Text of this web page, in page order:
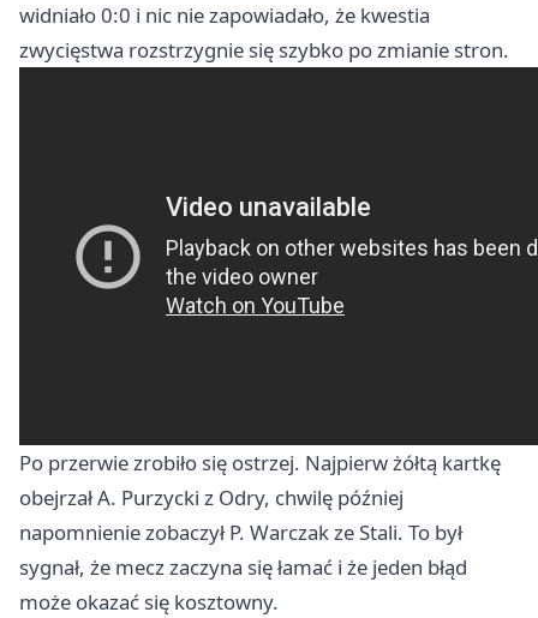
widniało 0:0 i nic nie zapowiadało, że kwestia
zwycięstwa rozstrzygnie się szybko po zmianie stron.
Po przerwie zrobiło się ostrzej. Najpierw żółtą kartkę
obejrzał A. Purzycki z Odry, chwilę później
napomnienie zobaczył P. Warczak ze Stali. To był
sygnał, że mecz zaczyna się łamać i że jeden błąd
może okazać się kosztowny.